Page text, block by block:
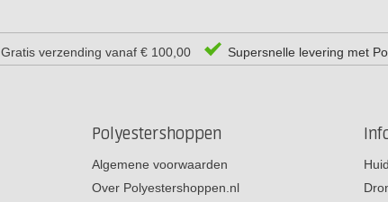
Gratis verzending vanaf € 100,00 Supersnelle levering met
Polyestershoppen
Algemene voorwaarden
Over Polyestershoppen.nl